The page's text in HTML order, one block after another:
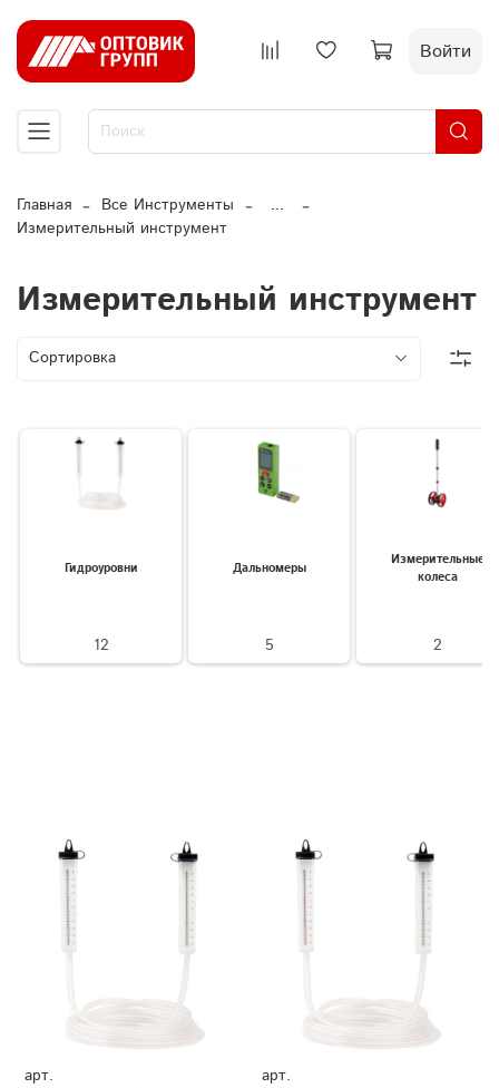
Войти
Главная Все Инструменты
...
Измерительный инструмент
Измерительный инструмент
Гидроуровни
12
Дальномеры
5
Измерительные
колеса
2
арт.
арт.